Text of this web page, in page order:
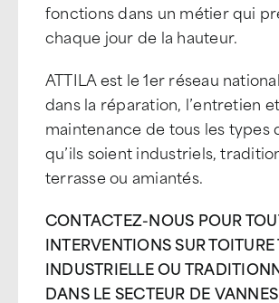
fonctions dans un métier qui
chaque jour de la hauteur.
ATTILA est le 1er réseau
dans la réparation, l’entretien
maintenance de tous les types
qu’ils soient industriels,
terrasse ou amiantés.
CONTACTEZ-NOUS POUR
INTERVENTIONS SUR TOITURE
INDUSTRIELLE OU
DANS LE SECTEUR DE